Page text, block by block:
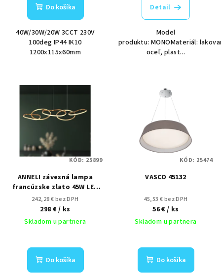
Do košíka
40W/30W/20W 3CCT 230V
100deg IP44 IK10
1200x115x60mm
Detail
Model
produktu: MONOMateriál:
oceľ, plast...
ANNELI závesná lampa
francúzske zlato 45W LED
3000K mriežka biela
242,28 € bez DPH
298 € / ks
Skladom u partnera
Do košíka
KÓD: 25899
VASCO 45132
45,53 € bez DPH
56 €/ ks
Skladom u partnera
Do košíka
KÓD: 25474